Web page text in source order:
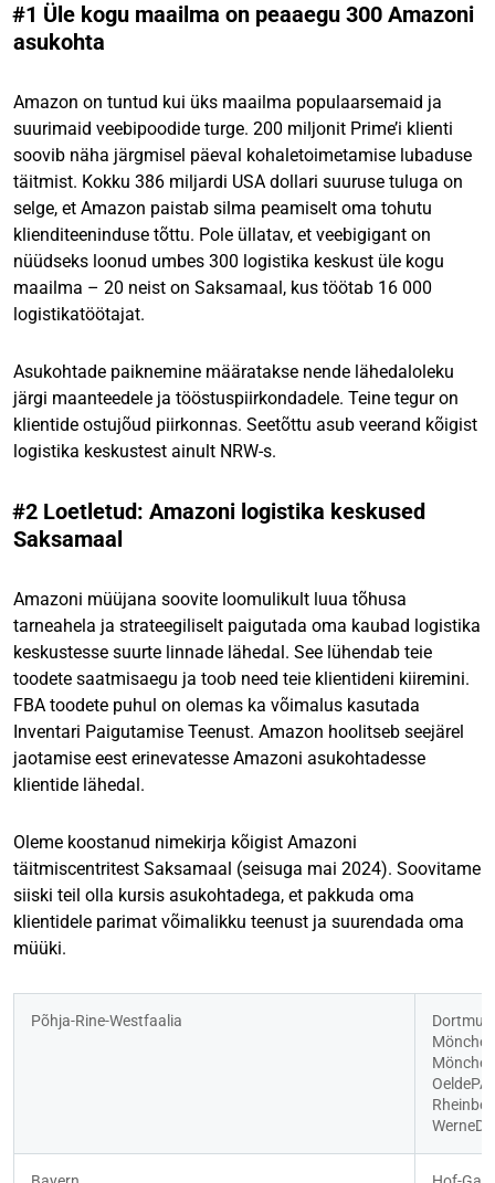
#1 Üle kogu maailma on peaaegu 300 Amazoni
asukohta
Amazon on tuntud kui üks maailma populaarsemaid ja
suurimaid veebipoodide turge. 200 miljonit Prime’i klienti
soovib näha järgmisel päeval kohaletoimetamise lubaduse
täitmist. Kokku 386 miljardi USA dollari suuruse tuluga on
selge, et Amazon paistab silma peamiselt oma tohutu
klienditeeninduse tõttu. Pole üllatav, et veebigigant on
nüüdseks loonud umbes 300 logistika keskust üle kogu
maailma – 20 neist on Saksamaal, kus töötab 16 000
logistikatöötajat.
Asukohtade paiknemine määratakse nende lähedaloleku
järgi maanteedele ja tööstuspiirkondadele. Teine tegur on
klientide ostujõud piirkonnas. Seetõttu asub veerand kõigist
logistika keskustest ainult NRW-s.
#2 Loetletud: Amazoni logistika keskused
Saksamaal
Amazoni müüjana soovite loomulikult luua tõhusa
tarneahela ja strateegiliselt paigutada oma kaubad logistika
keskustesse suurte linnade lähedal. See lühendab teie
toodete saatmisaegu ja toob need teie klientideni kiiremini.
FBA toodete puhul on olemas ka võimalus kasutada
Inventari Paigutamise Teenust. Amazon hoolitseb seejärel
jaotamise eest erinevatesse Amazoni asukohtadesse
klientide lähedal.
Oleme koostanud nimekirja kõigist Amazoni
täitmiscentritest Saksamaal (seisuga mai 2024). Soovitame
siiski teil olla kursis asukohtadega, et pakkuda oma
klientidele parimat võimalikku teenust ja suurendada oma
müüki.
Põhja-Rine-Westfaalia